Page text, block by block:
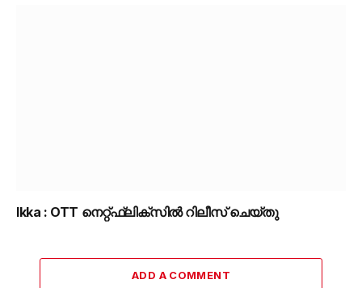
Ikka : OTT നെറ്റ്ഫ്ലിക്സിൽ റിലീസ് ചെയ്തു
ADD A COMMENT